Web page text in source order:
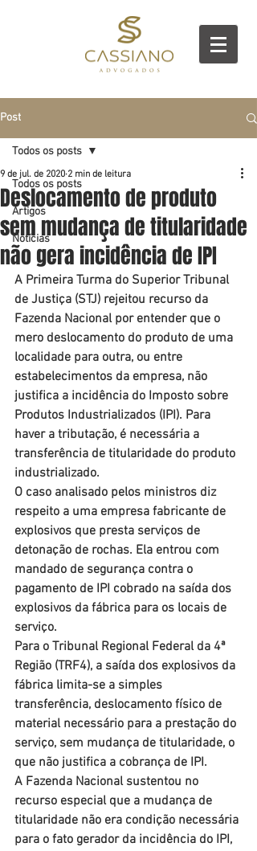
Post
Todos os posts
Artigos
Notícias
Todos os posts
Deslocamento de produto
sem mudança de titularidade
não gera incidência de IPI
9 de jul. de 2020 2 min de leitura
A Primeira Turma do Superior Tribunal
de Justiça (STJ) rejeitou recurso da
Fazenda Nacional por entender que o
mero deslocamento do produto de uma
localidade para outra, ou entre
estabelecimentos da empresa, não
justifica a incidência do Imposto sobre
Produtos Industrializados (IPI). Para
haver a tributação, é necessária a
transferência de titularidade do produto
industrializado.
O caso analisado pelos ministros diz
respeito a uma empresa fabricante de
explosivos que presta serviços de
detonação de rochas. Ela entrou com
mandado de segurança contra o
pagamento de IPI cobrado na saída dos
explosivos da fábrica para os locais de
serviço.
Para o Tribunal Regional Federal da 4ª
Região (TRF4), a saída dos explosivos da
fábrica limita-se a simples
transferência, deslocamento físico de
material necessário para a prestação do
serviço, sem mudança de titularidade, o
que não justifica a cobrança de IPI.
A Fazenda Nacional sustentou no
recurso especial que a mudança de
titularidade não era condição necessária
para o fato gerador da incidência do IPI,